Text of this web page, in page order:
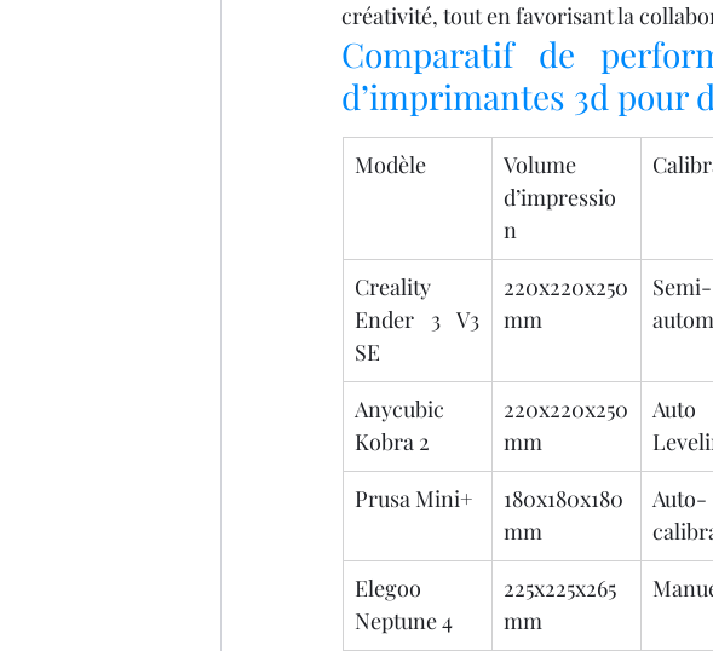
créativité, tout en favorisant la
Comparatif de
d’imprimantes 3d pour
Modèle
Volume
d’impressio
n
Creality
Ender 3 V3
SE
220x220x250
mm
Semi-
Anycubic
Kobra 2
220x220x250
mm
Auto
Prusa Mini+
180x180x180
mm
Auto-
Elegoo
Neptune 4
225x225x265
mm